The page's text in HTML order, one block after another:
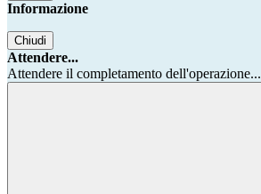
Informazione
Chiudi
Attendere...
Attendere il completamento dell'operazione...